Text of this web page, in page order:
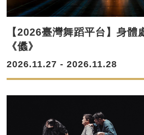
【2026臺灣舞蹈平台】身體
《㒩》
2026.11.27 - 2026.11.28